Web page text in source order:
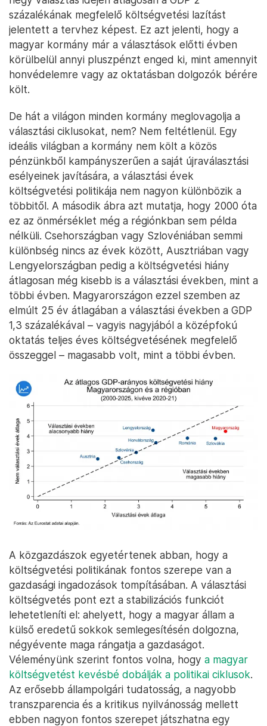
százalékának megfelelő költségvetési lazítást
jelentett a tervhez képest. Ez azt jelenti, hogy a
magyar kormány már a választások előtti évben
körülbelül annyi pluszpénzt enged ki, mint amennyit
honvédelemre vagy az oktatásban dolgozók bérére
költ.
De hát a világon minden kormány meglovagolja a
választási ciklusokat, nem? Nem feltétlenül. Egy
ideális világban a kormány nem költ a közös
pénzünkből kampányszerűen a saját újraválasztási
esélyeinek javítására, a választási évek
költségvetési politikája nem nagyon különbözik a
többitől. A második ábra azt mutatja, hogy 2000 óta
ez az önmérséklet még a régiónkban sem példa
nélküli. Csehországban vagy Szlovéniában semmi
különbség nincs az évek között, Ausztriában vagy
Lengyelországban pedig a költségvetési hiány
átlagosan még kisebb is a választási években, mint a
többi évben. Magyarországon ezzel szemben az
elmúlt 25 év átlagában a választási években a GDP
1,3 százalékával – vagyis nagyjából a középfokú
oktatás teljes éves költségvetésének megfelelő
összeggel – magasabb volt, mint a többi évben.
A közgazdászok egyetértenek abban, hogy a
költségvetési politikának fontos szerepe van a
gazdasági ingadozások tompításában. A választási
költségvetés pont ezt a stabilizációs funkciót
lehetetleníti el: ahelyett, hogy a magyar állam a
külső eredetű sokkok semlegesítésén dolgozna,
négyévente maga rángatja a gazdaságot.
Véleményünk szerint fontos volna, hogy a magyar
költségvetést kevésbé dobálják a politikai ciklusok.
Az erősebb állampolgári tudatosság, a nagyobb
transzparencia és a kritikus nyilvánosság mellett
ebben nagyon fontos szerepet játszhatna egy